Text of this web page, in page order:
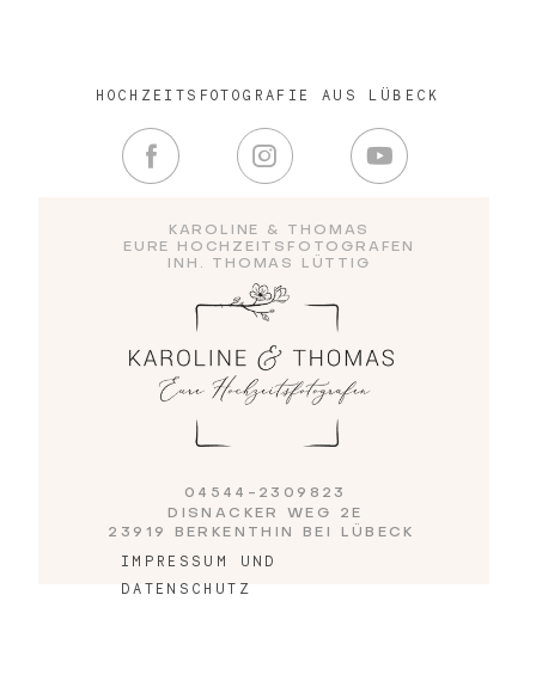
KAROLINE & THOMAS
EURE HOCHZEITSFOTOGRAFEN
INH. THOMAS LÜTTIG
IMPRESSUM UND
DATENSCHUTZ
04544-2309823
DISNACKER WEG 2E
23919 BERKENTHIN BEI LÜBECK
HOCHZEITSFOTOGRAFIE AUS LÜBECK
Kontakt
Blog
Impressum